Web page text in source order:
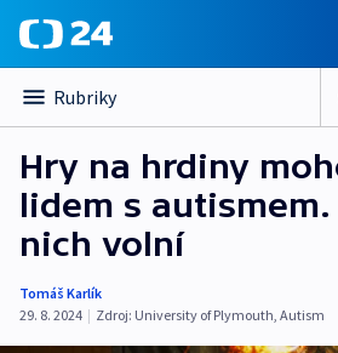
Rubriky
Hry na hrdiny
lidem s autismem.
nich volní
Tomáš Karlík
29. 8. 2024 | Zdroj: University of Plymouth, Autism